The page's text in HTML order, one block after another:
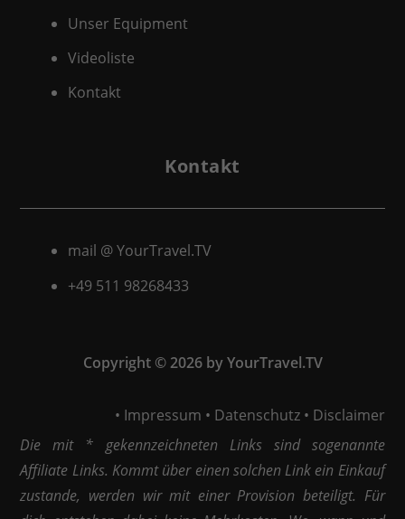
Unser Equipment
Videoliste
Kontakt
Kontakt
mail @ YourTravel.TV
+49 511 98268433
Copyright © 2026 by YourTravel.TV
• Impressum • Datenschutz• Disclaimer
Die mit * gekennzeichneten Links sind sogenannte
Affiliate Links. Kommt über einen solchen Link ein Einkauf
zustande, werden wir mit einer Provision beteiligt. Für